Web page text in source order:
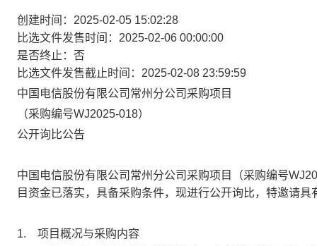
创建时间：2025-02-05 15:02:28
比选文件发售时间：2025-02-06 00:00:00
是否终止：否
比选文件发售截止时间：2025-02-08 23:59:59
中国电信股份有限公司常州分公司采购项目
（采购编号WJ2025-018）
公开询比公告
中国电信股份有限公司常州分公司采购项目（采购编号
目资金已落实，具备采购条件，现进行公开询比，特邀请
1. 项目概况与采购内容